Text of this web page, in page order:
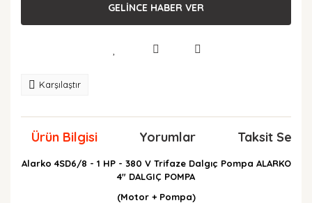
GELİNCE HABER VER
Karşılaştır
Ürün Bilgisi Yorumlar Taksit
Alarko 4SD6/8 - 1 HP - 380 V Trifaze Dalgıç Pompa ALARKO
4" DALGIÇ POMPA
(Motor + Pompa)